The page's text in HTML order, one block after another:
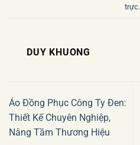
trực.
DUY KHUONG
Áo Đồng Phục Công Ty Đen:
Thiết Kế Chuyên Nghiệp,
Nâng Tầm Thương Hiệu